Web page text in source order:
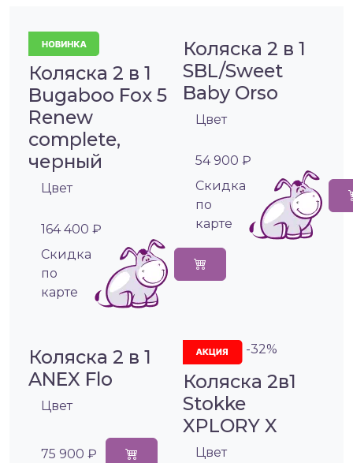
Коляска 2 в 1
Bugaboo Fox 5
Renew
complete,
черный
Цвет
164 400 ₽
Cкидка
по
карте
Коляска 2 в 1
SBL/Sweet
Baby Orso
Цвет
54 900 ₽
Cкидка
по
карте
Коляска 2 в 1
ANEX Flo
Цвет
75 900 ₽
-32%
Коляска 2в1
Stokke
XPLORY X
Цвет